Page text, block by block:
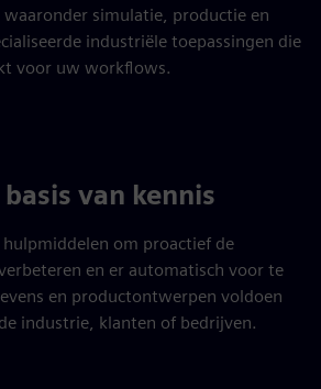
simulatie, productie en
industriële toepassingen die
voor uw workflows.
van kennis
hulpmiddelen om proactief de
en er automatisch voor te
en productontwerpen voldoen
industrie, klanten of bedrijven.